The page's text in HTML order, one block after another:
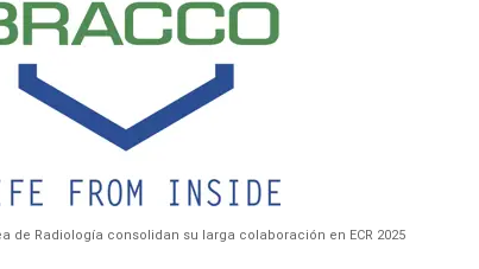
de Radiología consolidan su larga colaboración en ECR 2025